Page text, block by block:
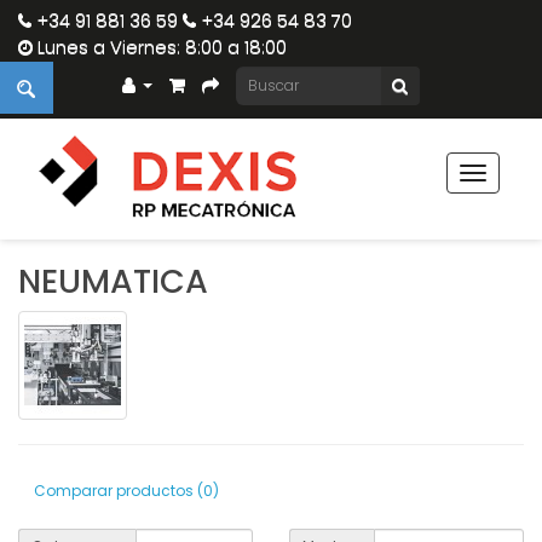
+34 91 881 36 59
+34 926 54 83 70
Lunes a Viernes: 8:00 a 18:00
Toggle
NEUMATICA
Comparar productos (0)